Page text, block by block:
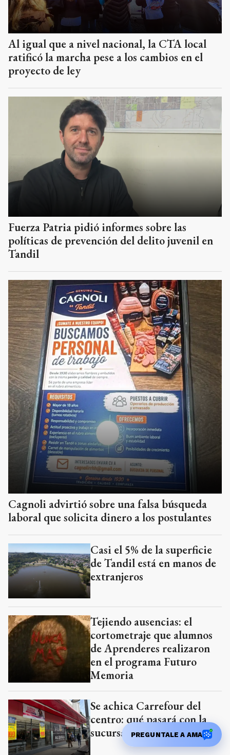
Al igual que a nivel nacional, la CTA local
ratificó la marcha pese a los cambios en el
proyecto de ley
Fuerza Patria pidió informes sobre las
políticas de prevención del delito juvenil en
Tandil
Cagnoli advirtió sobre una falsa búsqueda
laboral que solicita dinero a los postulantes
Casi el 5% de la superficie
de Tandil está en manos de
extranjeros
Tejiendo ausencias: el
cortometraje que alumnos
de Aprenderes realizaron
en el programa Futuro
Memoria
Se achica Carrefour del
centro: qué pasará con la
sucursal y los empleados
PREGUNTALE A AMA